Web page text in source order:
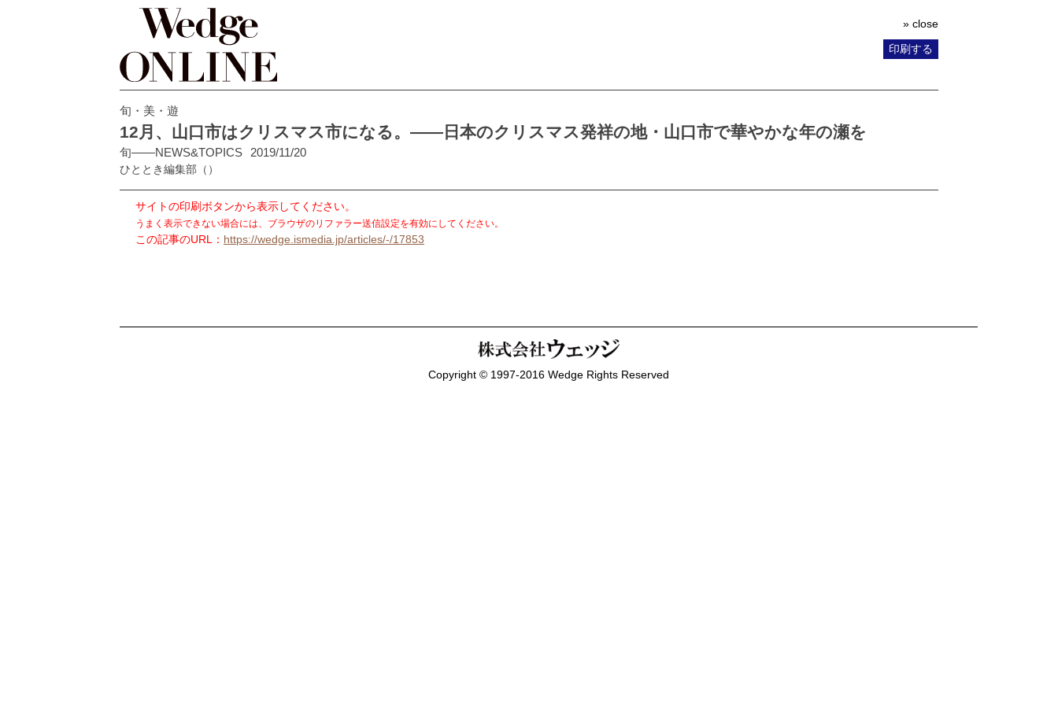
» close
印刷する
旬・美・遊
12月、山口市はクリスマス市になる。――日本のクリスマス発祥の地・山口市で華やかな年の瀬を
旬――NEWS&TOPICS 2019/11/20
ひととき編集部 （）
サイトの印刷ボタンから表示してください。
うまく表示できない場合には、ブラウザのリファラー送信設定を有効にしてください。
この記事のURL： https://wedge.ismedia.jp/articles/-/17853
Copyright © 1997-2016 Wedge Rights Reserved